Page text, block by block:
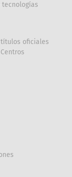
tecnologías
títulos oficiales